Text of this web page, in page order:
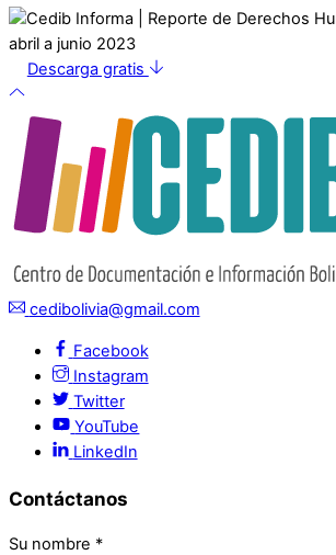
Descarga gratis
cedibolivia@gmail.com
Facebook
Instagram
Twitter
YouTube
LinkedIn
Contáctanos
Su nombre *